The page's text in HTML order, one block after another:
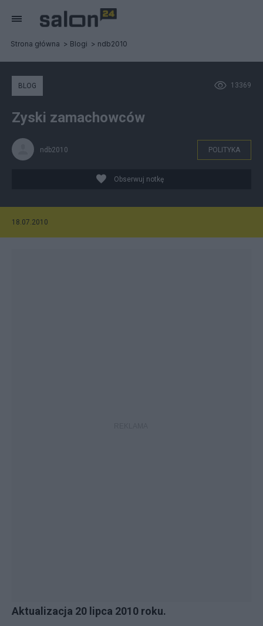
Strona główna Blogi ndb2010
13369
BLOG
Zyski zamachowców
ndb2010 POLITYKA
Obserwuj notkę
18.07.2010
Aktualizacja 20 lipca 2010 roku.